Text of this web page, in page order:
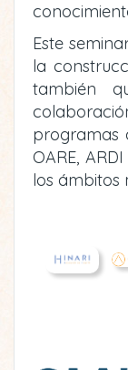
Este
la
también
programas
OARE,
los ámbitos